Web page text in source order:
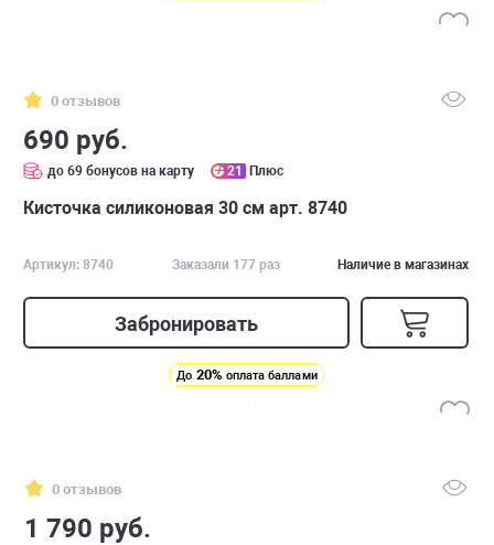
0 отзывов
690 руб.
до 69 бонусов на карту 21 Плюс
Кисточка силиконовая 30 см арт. 8740
Артикул: 8740 Заказали 177 раз Наличие в магазинах
Забронировать
До 20% оплата баллами
0 отзывов
1 790 руб.